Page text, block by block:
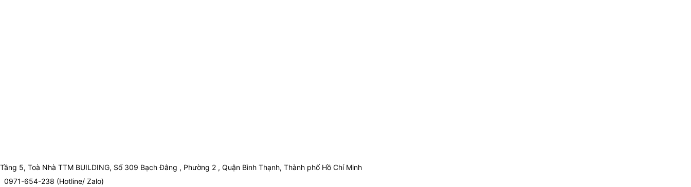
Tầng 5, Toà Nhà TTM BUILDING, Số 309 Bạch Đằng , Phường 2 , Quận Bình Thạnh, Thành phố Hồ Chí Minh
0971-654-238 (Hotline/ Zalo)